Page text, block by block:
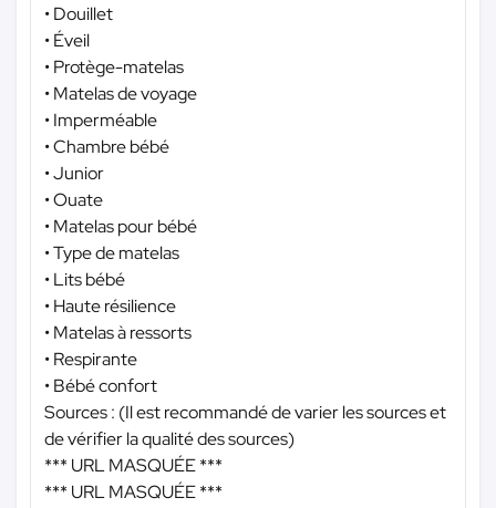
• Douillet
• Éveil
• Protège-matelas
• Matelas de voyage
• Imperméable
• Chambre bébé
• Junior
• Ouate
• Matelas pour bébé
• Type de matelas
• Lits bébé
• Haute résilience
• Matelas à ressorts
• Respirante
• Bébé confort
Sources : (Il est recommandé de varier les sources et
de vérifier la qualité des sources)
*** URL MASQUÉE ***
*** URL MASQUÉE ***